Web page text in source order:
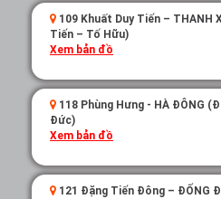
109 Khuất Duy Tiến – THANH
Tiến – Tố Hữu)
Xem bản đồ
118 Phùng Hưng - HÀ ĐÔNG
Đức)
Xem bản đồ
121 Đặng Tiến Đông – ĐỐNG